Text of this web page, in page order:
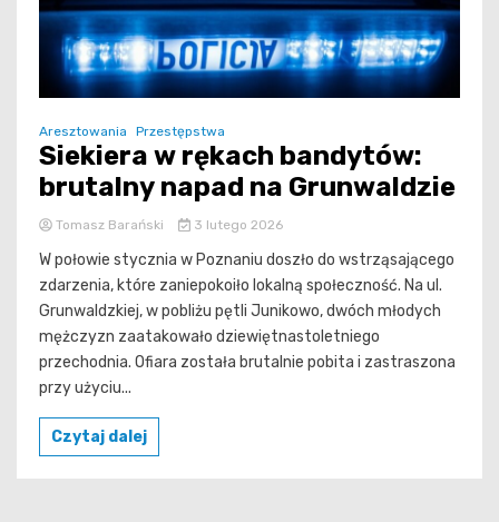
Aresztowania Przestępstwa
Siekiera w rękach bandytów:
brutalny napad na Grunwaldzie
Tomasz Barański 3 lutego 2026
W połowie stycznia w Poznaniu doszło do wstrząsającego
zdarzenia, które zaniepokoiło lokalną społeczność. Na ul.
Grunwaldzkiej, w pobliżu pętli Junikowo, dwóch młodych
mężczyzn zaatakowało dziewiętnastoletniego
przechodnia. Ofiara została brutalnie pobita i zastraszona
przy użyciu...
Czytaj dalej